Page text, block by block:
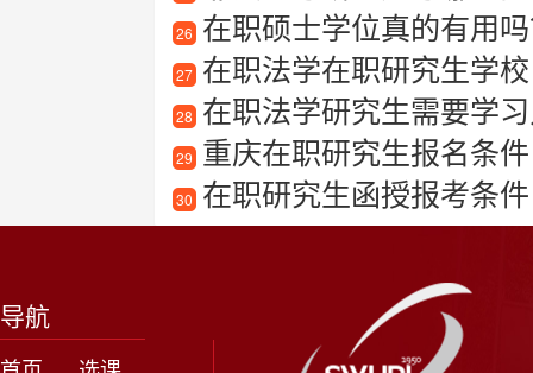
26 在职硕士学位真的有用
27 在职法学在职研究生学校
28 在职法学研究生需要学
29 重庆在职研究生报名条件
30 在职研究生函授报考条件
导航